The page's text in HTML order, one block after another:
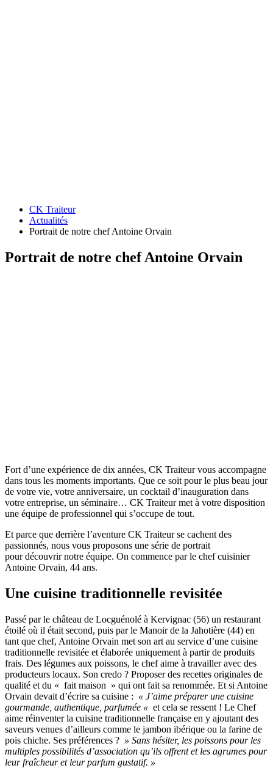
CK Traiteur
Actualités
Portrait de notre chef Antoine Orvain
Portrait de notre chef Antoine Orvain
Fort d’une expérience de dix années, CK Traiteur vous accompagne
dans tous les moments importants. Que ce soit pour le plus beau jour
de votre vie, votre anniversaire, un cocktail d’inauguration dans
votre entreprise, un séminaire… CK Traiteur met à votre disposition
une équipe de professionnel qui s’occupe de tout.
Et parce que derrière l’aventure CK Traiteur se cachent des
passionnés, nous vous proposons une série de portrait
pour découvrir notre équipe. On commence par le chef cuisinier
Antoine Orvain, 44 ans.
Une cuisine traditionnelle revisitée
Passé par le château de Locguénolé à Kervignac (56) un restaurant
étoilé où il était second, puis par le Manoir de la Jahotière (44) en
tant que chef, Antoine Orvain met son art au service d’une cuisine
traditionnelle revisitée et élaborée uniquement à partir de produits
frais. Des légumes aux poissons, le chef aime à travailler avec des
producteurs locaux. Son credo ? Proposer des recettes originales de
qualité et du « fait maison » qui ont fait sa renommée. Et si Antoine
Orvain devait d’écrire sa cuisine : « J’aime préparer une cuisine
gourmande, authentique, parfumée « et cela se ressent ! Le Chef
aime réinventer la cuisine traditionnelle française en y ajoutant des
saveurs venues d’ailleurs comme le jambon ibérique ou la farine de
pois chiche. Ses préférences ? » Sans hésiter, les poissons pour les
multiples possibilités d’association qu’ils offrent et les agrumes pour
leur fraîcheur et leur parfum gustatif. »